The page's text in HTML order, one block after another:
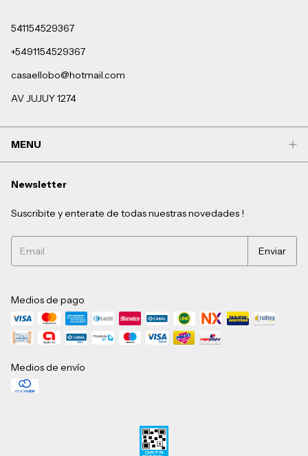
541154529367
+5491154529367
casaellobo@hotmail.com
AV JUJUY 1274
MENU
Newsletter
Suscribite y enterate de todas nuestras novedades !
Medios de pago
Medios de envío